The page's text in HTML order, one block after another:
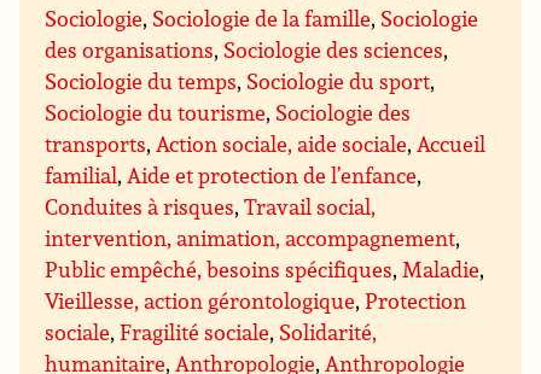
Sociologie, Sociologie de la famille, Sociologie
des organisations, Sociologie des sciences,
Sociologie du temps, Sociologie du sport,
Sociologie du tourisme, Sociologie des
transports, Action sociale, aide sociale, Accueil
familial, Aide et protection de l’enfance,
Conduites à risques,Travail social,
intervention, animation, accompagnement,
Public empêché, besoins spécifiques, Maladie,
Vieillesse, action gérontologique,Protection
sociale,Fragilité sociale, Solidarité,
humanitaire, Anthropologie, Anthropologie